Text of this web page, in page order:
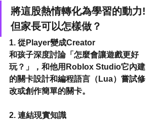
將這股熱情轉化為學習的動力!
但家長可以怎樣做？
1. 從Player變成Creator
和孩子深度討論「怎麼會讓遊戲更好
玩？」，和他用Roblox Studio它內建
的關卡設計和編程語言（Lua）嘗試修
改或創作簡單的關卡。
2. 連結現實知識